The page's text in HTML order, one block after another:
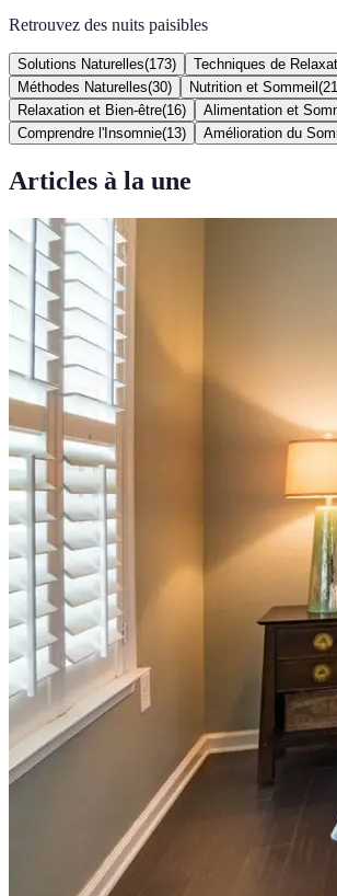
Retrouvez des nuits paisibles
Solutions Naturelles(173) Techniques de
Méthodes Naturelles(30) Nutrition et Sommeil (21
Relaxation et Bien-être(16) Alimentation et
Comprendre l'Insomnie(13) Amélioration du
Articles à la une